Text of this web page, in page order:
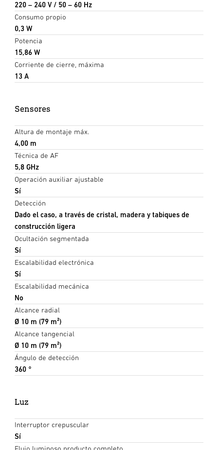
220 – 240 V / 50 – 60 Hz
Consumo propio
0,3 W
Potencia
15,86 W
Corriente de cierre, máxima
13 A
Sensores
Altura de montaje máx.
4,00 m
Técnica de AF
5,8 GHz
Operación auxiliar ajustable
Sí
Detección
Dado el caso, a través de cristal, madera y tabiques de
construcción ligera
Ocultación segmentada
Sí
Escalabilidad electrónica
Sí
Escalabilidad mecánica
No
Alcance radial
Ø 10 m (79 m²)
Alcance tangencial
Ø 10 m (79 m²)
Ángulo de detección
360 °
Luz
Interruptor crepuscular
Sí
Flujo luminoso producto completo